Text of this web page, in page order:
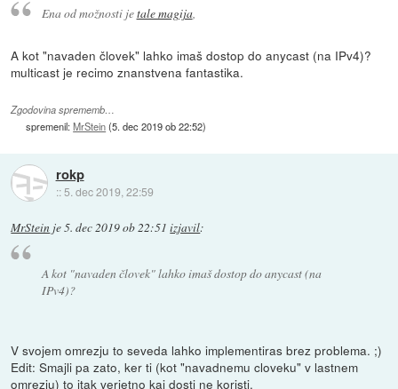
Ena od možnosti jetale magija,
A kot "navaden človek" lahko imaš dostop do anycast (na IPv4)?
multicast je recimo znanstvena fantastika.
Zgodovina sprememb…
spremenil:MrStein(5. dec 2019 ob 22:52)
rokp
:: 5. dec 2019, 22:59
MrStein je5. dec 2019 ob 22:51 izjavil:
A kot "navaden človek" lahko imaš dostop do anycast (na
IPv4)?
V svojem omrezju to seveda lahko implementiras brez problema. ;)
Edit: Smajli pa zato, ker ti (kot "navadnemu cloveku" v lastnem
omrezju) to itak verjetno kaj dosti ne koristi.